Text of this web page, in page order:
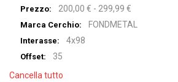
Prezzo: 200,00 € - 299,99 €
Marca Cerchio: FONDMETAL
Interasse: 4x98
Offset:
35
Cancella tutto